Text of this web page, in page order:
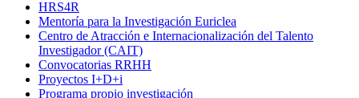
HRS4R
Mentoría para la Investigación Euriclea
Centro de Atracción e Internacionalización del Talento
Investigador (CAIT)
Convocatorias RRHH
Proyectos I+D+i
Programa propio investigación